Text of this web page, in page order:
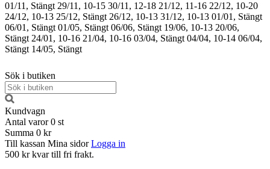
01/11, Stängt 29/11, 10-15 30/11, 12-18 21/12, 11-16 22/12, 10-20
24/12, 10-13 25/12, Stängt 26/12, 10-13 31/12, 10-13 01/01, Stängt
06/01, Stängt 01/05, Stängt 06/06, Stängt 19/06, 10-13 20/06,
Stängt 24/01, 10-16 21/04, 10-16 03/04, Stängt 04/04, 10-14 06/04,
Stängt 14/05, Stängt
Sök i butiken
Kundvagn
Antal varor 0 st
Summa 0 kr
Till kassan Mina sidor Logga in
500 kr kvar till fri frakt.